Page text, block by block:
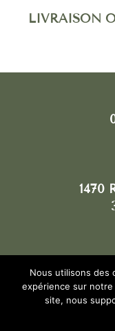
LIVRAISON
1470
Nous utilisons des
expérience sur
site, nous